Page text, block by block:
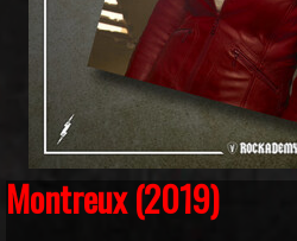
Montreux (2019)